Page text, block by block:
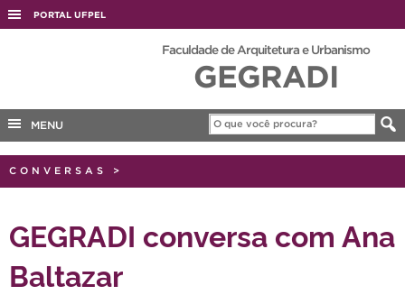
PORTAL UFPEL
EDITAIS
OUVIDORIA
Faculdade de Arquitetura e Urbanismo
GEGRADI
MENU
CONVERSAS >
GEGRADI conversa com Ana
Baltazar